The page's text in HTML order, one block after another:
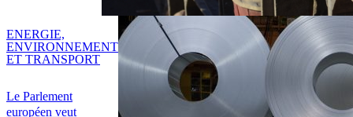
Le Parlement
européen veut
ENERGIE,
ENVIRONNEMENT
ET TRANSPORT